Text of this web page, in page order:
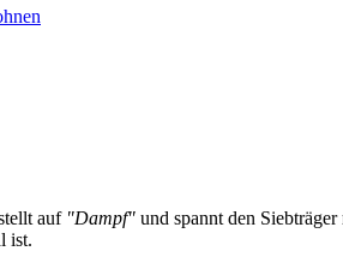
auf "Dampf" und spannt den
ist.